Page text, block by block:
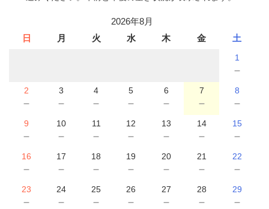
2026年8月
日
月 火 水 木 金 土
1
－
2
－
3
－
4
－
5
－
6
－
7
－
8
－
9
－
10
－
11
－
12
－
13
－
14
－
15
－
16
－
17
－
18
－
19
－
20
－
21
－
22
－
23
－
24
－
25
－
26
－
27
－
28
－
29
－